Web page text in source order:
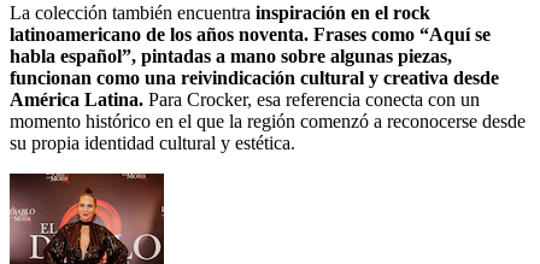
La colección también encuentra inspiración en el rock
latinoamericano de los años noventa. Frases como “Aquí se
habla español”, pintadas a mano sobre algunas piezas,
funcionan como una reivindicación cultural y creativa desde
América Latina. Para Crocker, esa referencia conecta con un
momento histórico en el que la región comenzó a reconocerse desde
su propia identidad cultural y estética.